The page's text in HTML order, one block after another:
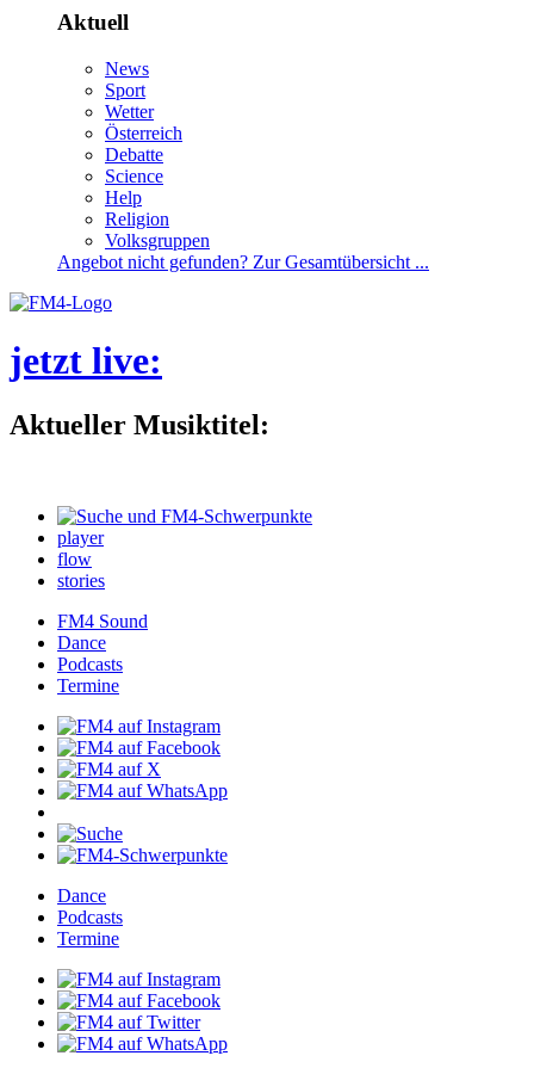
Aktuell
News
Sport
Wetter
Österreich
Debatte
Science
Help
Religion
Volksgruppen
Angebotnichtgefunden?ZurGesamtübersicht...
jetztlive:
AktuellerMusiktitel:
player
flow
stories
FM4Sound
Dance
Podcasts
Termine
Dance
Podcasts
Termine